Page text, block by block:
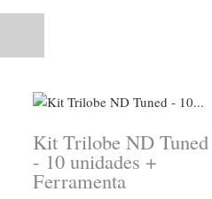
Kit Trilobe ND Tuned
- 10 unidades +
Ferramenta